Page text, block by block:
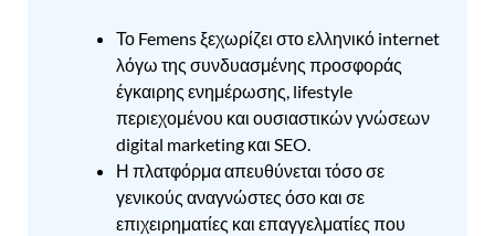
Το Femens ξεχωρίζει στο ελληνικό internet
λόγω της συνδυασμένης προσφοράς
έγκαιρης ενημέρωσης, lifestyle
περιεχομένου και ουσιαστικών γνώσεων
digital marketing και SEO.
Η πλατφόρμα απευθύνεται τόσο σε
γενικούς αναγνώστες όσο και σε
επιχειρηματίες και επαγγελματίες που